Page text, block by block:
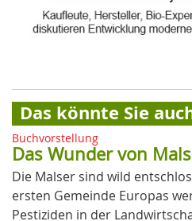
Das könnte Sie
Buchvorstellung
Das Wunder von Mals
Die Malser sind wild
ersten Gemeinde Europas
Pestiziden in der